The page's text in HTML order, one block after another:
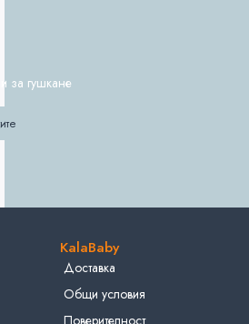
за гушкане
KalaBaby
Доставка
Общи условия